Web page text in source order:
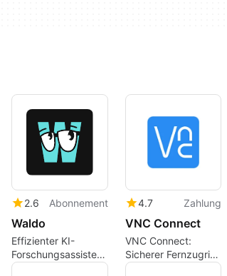
2.6 Abonnement
Waldo
Effizienter KI-
Forschungsassistent
für Profis
4.7 Zahlung
VNC Connect
VNC Connect:
Sicherer Fernzugriff
für